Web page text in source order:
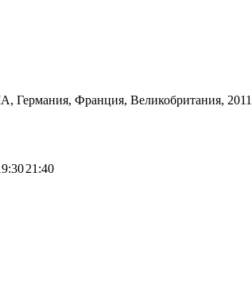
Германия, Франция, Великобритания, 2011
21:40